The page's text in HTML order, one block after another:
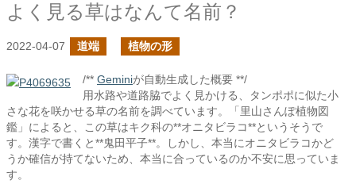
よく見る草はなんて名前？
2022-04-07 道端 植物の形
/** Geminiが自動生成した概要 **/
用水路や道路脇でよく見かける、タンポポに似た小
さな花を咲かせる草の名前を調べています。「里山さんぽ植物図
鑑」によると、この草はキク科の**オニタビラコ**というそうで
す。漢字で書くと**鬼田平子**。しかし、本当にオニタビラコかど
うか確信が持てないため、本当に合っているのか不安に思っていま
す。